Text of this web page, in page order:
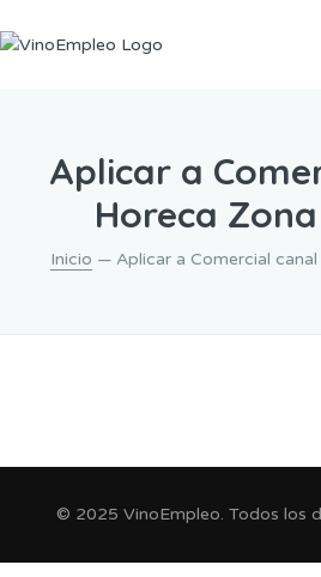
Aplicar a
Horeca
Inicio — Aplicar a Comercial
© 2025 VinoEmpleo. Todos los